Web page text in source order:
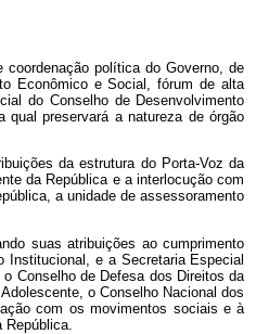
política do Governo, de
Econômico e Social, fórum de alta
do Conselho de Desenvolvimento
preservará a natureza de órgão
da estrutura do Porta-Voz da
da República e a interlocução com
a unidade de assessoramento
suas atribuições ao cumprimento
Institucional, e a Secretaria Especial
Conselho de Defesa dos Direitos da
o Conselho Nacional dos
com os movimentos sociais e à